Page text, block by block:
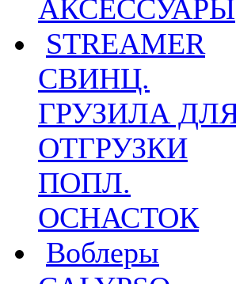
АКСЕССУАРЫ
STREAMER
СВИНЦ.
ГРУЗИЛА
ОТГРУЗКИ
ПОПЛ.
ОСНАСТОК
Воблеры